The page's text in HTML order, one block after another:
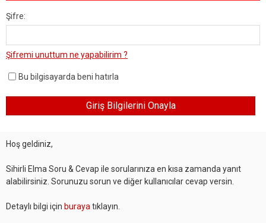
Şifre:
Şifremi unuttum ne yapabilirim ?
Bu bilgisayarda beni hatırla
Hoş geldiniz,
Sihirli Elma Soru & Cevap ile sorularınıza en kısa zamanda yanıt
alabilirsiniz. Sorunuzu sorun ve diğer kullanıcılar cevap versin.
Detaylı bilgi için buraya tıklayın.